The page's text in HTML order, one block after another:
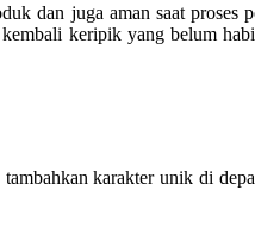
dan juga aman saat
keripik yang belum
karakter unik di